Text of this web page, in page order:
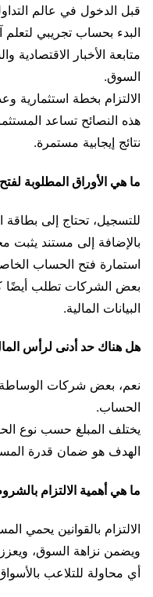
قبل الدخول في عالم
البدء بحساب تجريبي لتعلم
متابعة الأخبار الاقتصادية
السوق.
الالتزام بخطة استثمارية
هذه النصائح تساعد
نتائج إيجابية مستمرة.
ما هي الأوراق المطلوبة
للتسجيل، تحتاج إلى بطاقة
بالإضافة إلى مستند يثبت
استمارة فتح الحساب
بعض الشركات تطلب
البيانات المالية.
هل هناك حد أدنى لرأس
نعم، بعض شركات الوساطة
الحساب.
يختلف المبلغ حسب نوع
الهدف هو ضمان قدرة
ما هي أهمية الالتزام
الالتزام بالقوانين يحمي
ويضمن نزاهة السوق، ويعزز
أي محاولة للتلاعب